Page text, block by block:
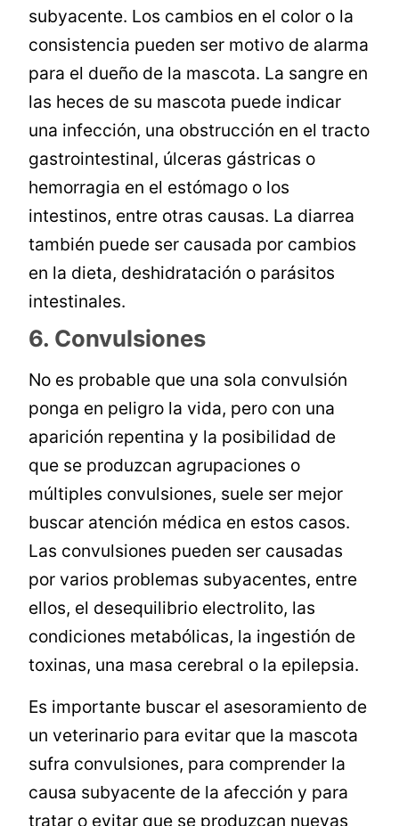
subyacente. Los cambios en el color o la
consistencia pueden ser motivo de alarma
para el dueño de la mascota. La sangre en
las heces de su mascota puede indicar
una infección, una obstrucción en el tracto
gastrointestinal, úlceras gástricas o
hemorragia en el estómago o los
intestinos, entre otras causas. La diarrea
también puede ser causada por cambios
en la dieta, deshidratación o parásitos
intestinales.
6. Convulsiones
No es probable que una sola convulsión
ponga en peligro la vida, pero con una
aparición repentina y la posibilidad de
que se produzcan agrupaciones o
múltiples convulsiones, suele ser mejor
buscar atención médica en estos casos.
Las convulsiones pueden ser causadas
por varios problemas subyacentes, entre
ellos, el desequilibrio electrolito, las
condiciones metabólicas, la ingestión de
toxinas, una masa cerebral o la epilepsia.
Es importante buscar el asesoramiento de
un veterinario para evitar que la mascota
sufra convulsiones, para comprender la
causa subyacente de la afección y para
tratar o evitar que se produzcan nuevas